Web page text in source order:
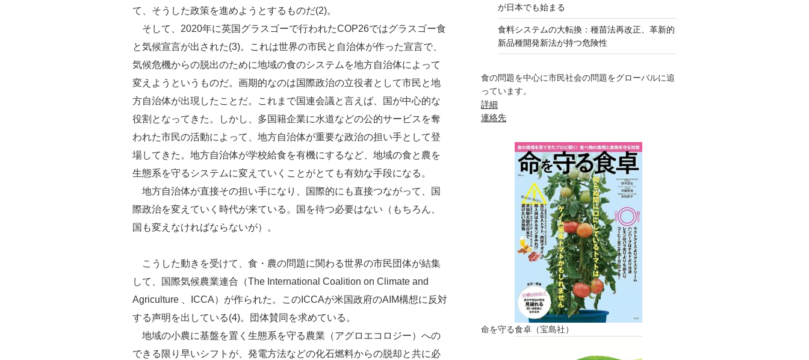
て、そうした政策を進めようとするものだ(2)。
そして、2020年に英国グラスゴーで行われたCOP26ではグラスゴー食
と気候宣言が出された(3)。これは世界の市民と自治体が作った宣言で、
気候危機からの脱出のために地域の食のシステムを地方自治体によって
変えようというものだ。画期的なのは国際政治の立役者として市民と地
方自治体が出現したことだ。これまで国連会議と言えば、国が中心的な
役割となってきた。しかし、多国籍企業に水道などの公的サービスを奪
われた市民の活動によって、地方自治体が重要な政治の担い手として登
場してきた。地方自治体が学校給食を有機にするなど、地域の食と農を
生態系を守るシステムに変えていくことがとても有効な手段になる。
地方自治体が直接その担い手になり、国際的にも直接つながって、国
際政治を変えていく時代が来ている。国を待つ必要はない（もちろん、
国も変えなければならないが）。
こうした動きを受けて、食・農の問題に関わる世界の市民団体が結集
して、国際気候農業連合（The International Coalition on Climate and
Agriculture 、ICCA）が作られた。このICCAが米国政府のAIM構想に反対
する声明を出している(4)。団体賛同を求めている。
地域の小農に基盤を置く生態系を守る農業（アグロエコロジー）への
できる限り早いシフトが、発電方法などの化石燃料からの脱却と共に必
が日本でも始まる
食料システムの大転換：種苗法再改正、革新的
新品種開発新法が持つ危険性
食の問題を中心に市民社会の問題をグローバルに追
っています。
詳細
連絡先
命を守る食卓（宝島社）